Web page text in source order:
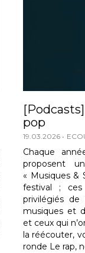
pop
19.03.2026
Chaque
proposent
« Musiques &
festival ;
privilégiés de
musiques et
et ceux qui
la réécouter,
ronde Le rap,